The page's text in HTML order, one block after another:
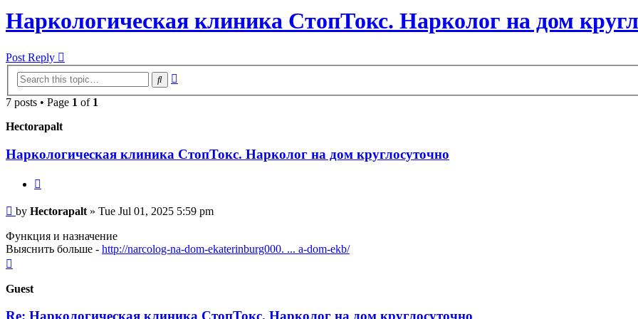
Наркологическая клиника СтопТокс. Нарколог на дом
Post Reply
Search
7 posts • Page 1 of 1
Hectorapalt
Наркологическая клиника СтопТокс. Нарколог на дом круглосуточно
Post
by Hectorapalt » Tue Jul 01, 2025 5:59 pm
Функция и назначение
Выяснить больше - http://narcolog-na-dom-ekaterinburg000. ... a-dom-ekb/
Guest
Re: Наркологическая клиника СтопТокс. Нарколог на дом круглосуточно